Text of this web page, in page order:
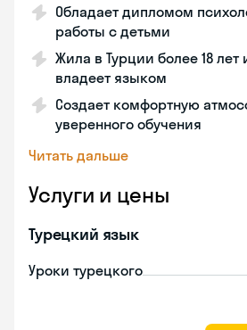
Обладает дипломом
работы с детьми
Жила в Турции более 18 лет
владеет языком
Создает комфортную
уверенного обучения
Читать дальше
Услуги и цены
Турецкий язык
Уроки турецкого